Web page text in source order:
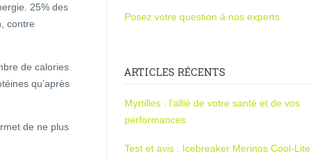
25% des
contre
de calories
qu’après
de ne plus
Posez votre question à nos experts
ARTICLES RÉCENTS
Myrtilles : l’allié de votre santé et de vos
performances
Test et avis : Icebreaker Merinos Cool-Lite